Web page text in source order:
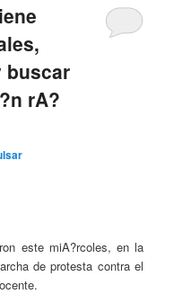
buscar
rA?
este miA?rcoles, en la
de protesta contra el